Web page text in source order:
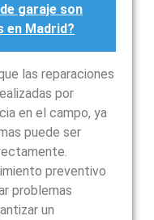
garaje son
en Madrid?
las reparaciones
por
en el campo, ya
puede ser
preventivo
problemas
un